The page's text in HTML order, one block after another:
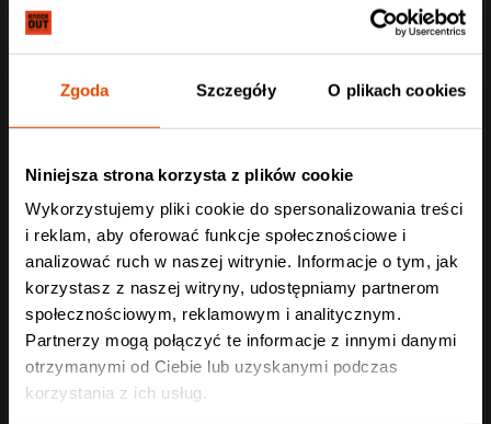
Zgoda Szczegóły O plikach cookies
Niniejsza strona korzysta z plików cookie
Wykorzystujemy pliki cookie do spersonalizowania treści
i reklam, aby oferować funkcje społecznościowe i
analizować ruch w naszej witrynie. Informacje o tym, jak
korzystasz z naszej witryny, udostępniamy partnerom
społecznościowym, reklamowym i analitycznym.
Partnerzy mogą połączyć te informacje z innymi danymi
otrzymanymi od Ciebie lub uzyskanymi podczas
korzystania z ich usług.